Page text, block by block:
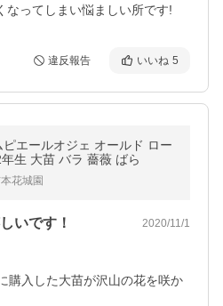
なってしまい悩ましい所です!
違反報告 いいね 5
エールオジェ オールド ロー
生 大苗 バラ 薔薇 ばら
花城園
いです！ 2020/11/1
購入した大苗が沢山の花を咲か